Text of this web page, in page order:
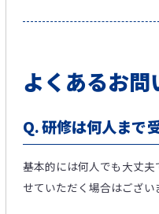
よくあるお問
Q.研修は何人まで
基本的には何人でも大丈
せていただく場合はござい